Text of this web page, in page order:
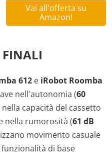
Vai all'offerta su
Amazon!
FINALI
612 e iRobot Roomba
nell'autonomia (60
nella capacità del cassetto
nella rumorosità (61 dB
movimento casuale
di base